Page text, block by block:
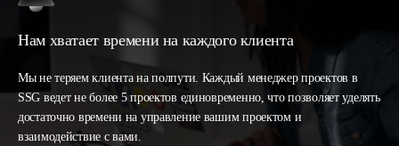
Нам хватает времени на каждого клиента
Мы не теряем клиента на полпути. Каждый менеджер проектов в
SSG ведет не более 5 проектов единовременно, что позволяет уделять
достаточно времени на управление вашим проектом и
взаимодействие с вами.